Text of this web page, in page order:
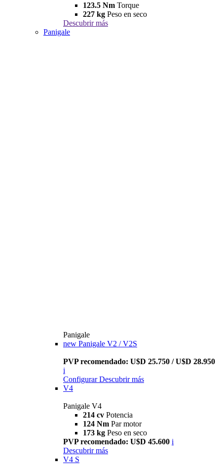
123.5 Nm Torque
227 kg Peso en seco
Descubrir más
Panigale
Panigale
new Panigale V2 / V2S
PVP recomendado: U$D 25.750 / U$D 28.950
i
Configurar Descubrir más
V4
Panigale V4
214 cv Potencia
124 Nm Par motor
173 kg Peso en seco
PVP recomendado: U$D 45.600 i
Descubrir más
V4 S